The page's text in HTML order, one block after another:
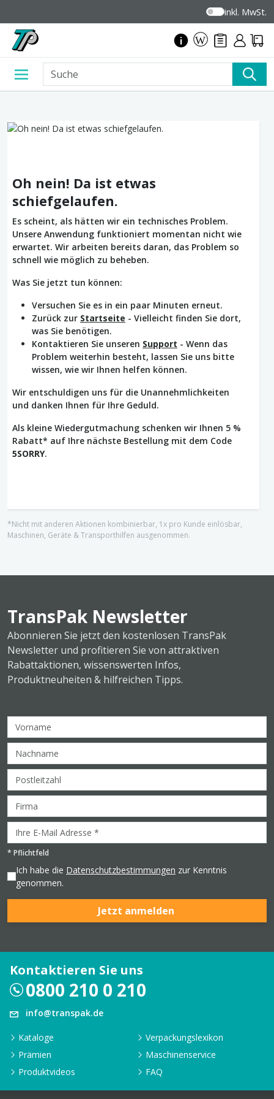
inkl. MwSt.
Oh nein! Da ist etwas
schiefgelaufen.
Es scheint, als hätten wir ein technisches Problem.
Unsere Anwendung funktioniert momentan nicht wie
erwartet. Wir arbeiten bereits daran, das Problem so
schnell wie möglich zu beheben.
Was Sie jetzt tun können:
Versuchen Sie es in ein paar Minuten erneut.
Zurück zur Startseite - Vielleicht finden Sie dort,
was Sie benötigen.
Kontaktieren Sie unseren Support - Wenn das
Problem weiterhin besteht, lassen Sie uns bitte
wissen, wie wir Ihnen helfen können.
Wir entschuldigen uns für die Unannehmlichkeiten
und danken Ihnen für Ihre Geduld.
Als kleine Wiedergutmachung schenken wir Ihnen 5 %
Rabatt* auf Ihre nächste Bestellung mit dem Code
5SORRY.
*Nicht mit anderen Aktionen kombinierbar, 1x pro Kunde einlösbar,
Maschinen, Geräte & Transporthilfen ausgenommen.
TransPak Newsletter
Abonnieren Sie jetzt den kostenlosen TransPak
Newsletter und profitieren Sie von attraktiven
Rabattaktionen, wissenswerten Infos,
Produktneuheiten & hilfreichen Tipps.
* Pflichtfeld
Ich habe die Datenschutzbestimmungen zur Kenntnis
genommen.
Jetzt anmelden
Kontaktieren Sie uns
0800 210 0 210
info@transpak.de
Kataloge
Verpackungslexikon
Prämien
Maschinenservice
Produktvideos
FAQ